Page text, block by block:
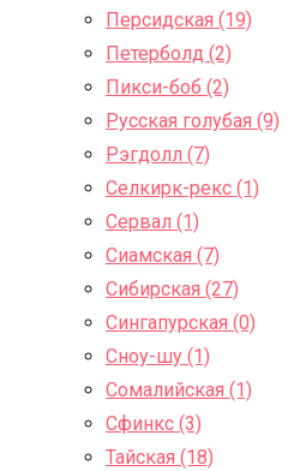
Персидская (19)
Петерболд (2)
Пикси-боб (2)
Русская голубая (9)
Рэгдолл (7)
Селкирк-рекс (1)
Сервал (1)
Сиамская (7)
Сибирская (27)
Сингапурская (0)
Сноу-шу (1)
Сомалийская (1)
Сфинкс (3)
Тайская (18)